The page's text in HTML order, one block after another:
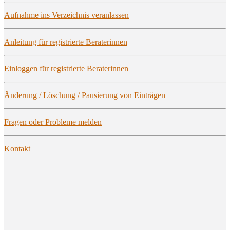
Auf­nah­me ins Ver­zeich­nis veranlassen
Anlei­tung für regis­trier­te Beraterinnen
Ein­log­gen für regis­trier­te Beraterinnen
Ände­rung / Löschung / Pau­sie­rung von Einträgen
Fra­gen oder Pro­ble­me melden
Kon­takt